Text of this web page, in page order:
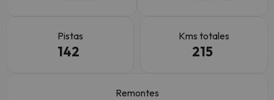
Pistas
142
Kms totales
215
Remontes